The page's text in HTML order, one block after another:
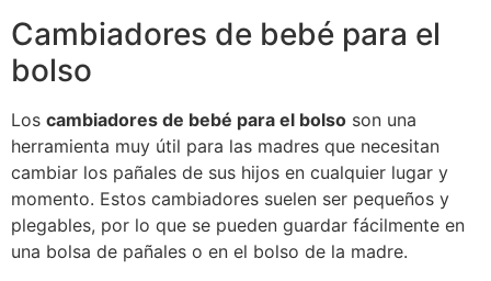
Cambiadores de bebé para el
bolso
Los cambiadores de bebé para el bolso son una
herramienta muy útil para las madres que necesitan
cambiar los pañales de sus hijos en cualquier lugar y
momento. Estos cambiadores suelen ser pequeños y
plegables, por lo que se pueden guardar fácilmente en
una bolsa de pañales o en el bolso de la madre.